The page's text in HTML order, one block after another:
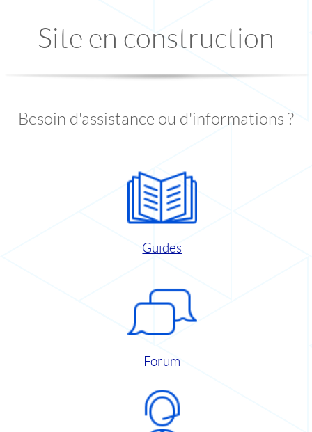
Site en construction
Besoin d'assistance ou d'informations ?
Guides
Forum